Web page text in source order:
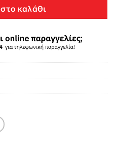
καλάθι